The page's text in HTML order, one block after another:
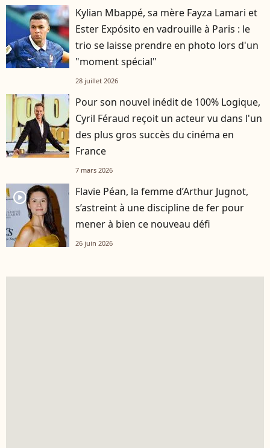
Kylian Mbappé, sa mère Fayza Lamari et
Ester Expósito en vadrouille à Paris : le
trio se laisse prendre en photo lors d'un
"moment spécial"
28 juillet 2026
Pour son nouvel inédit de 100% Logique,
Cyril Féraud reçoit un acteur vu dans l'un
des plus gros succès du cinéma en
France
7 mars 2026
player2
Flavie Péan, la femme d’Arthur Jugnot,
s’astreint à une discipline de fer pour
mener à bien ce nouveau défi
26 juin 2026